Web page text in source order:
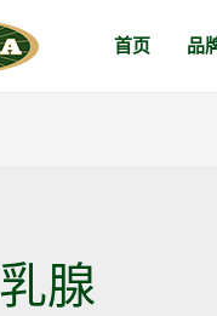
首页 品
乳腺